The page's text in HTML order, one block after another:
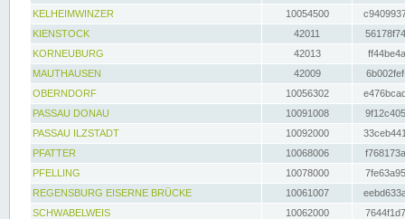
KELHEIMWINZER
10054500
KIENSTOCK
42011
KORNEUBURG
42013
MAUTHAUSEN
42009
OBERNDORF
10056302
PASSAU DONAU
10091008
PASSAU ILZSTADT
10092000
PFATTER
10068006
PFELLING
10078000
REGENSBURG EISERNE BRÜCKE
10061007
SCHWABELWEIS
10062000